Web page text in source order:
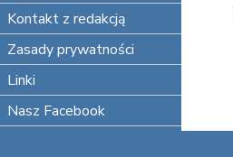
Kontakt z redakcją
Zasady prywatności
Linki
Nasz Facebook